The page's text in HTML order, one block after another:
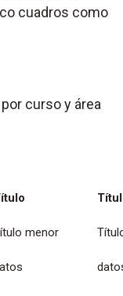
cuadros como
curso y área
menor